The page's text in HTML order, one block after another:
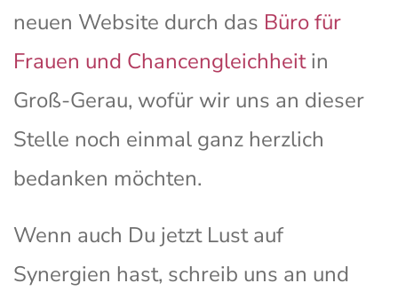
neuen Website durch das Büro für
Frauen und Chancengleichheitin
Groß-Gerau, wofür wir uns an dieser
Stelle noch einmal ganz herzlich
bedanken möchten.
Wenn auch Du jetzt Lust auf
Synergien hast, schreib uns an und